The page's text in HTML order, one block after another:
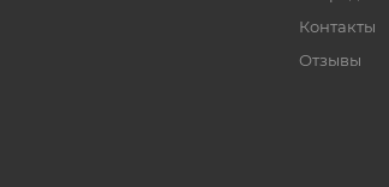
Контакты
Отзывы